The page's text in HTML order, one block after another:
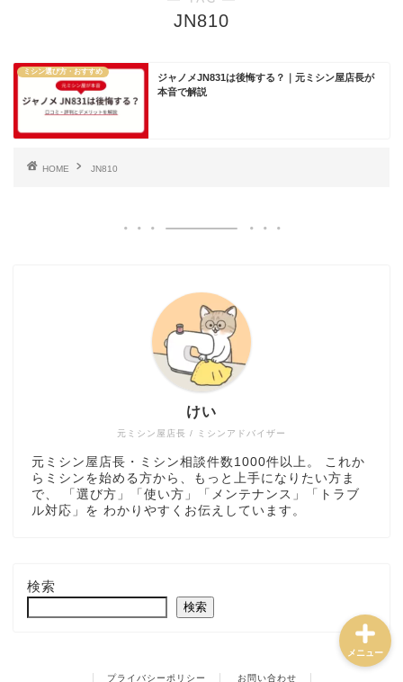
JN810
ミシン選び方・おすすめ
ジャノメJN831は後悔する？｜元ミシン屋店長が
本音で解説
HOME JN810
元ミシン屋店長 / ミシンアドバイザー
けい
元ミシン屋店長・ミシン相談件数1000件以上。 これか
らミシンを始める方から、もっと上手になりたい方ま
で、 「選び方」「使い方」「メンテナンス」「トラブ
ル対応」を わかりやすくお伝えしています。
検索
検索
プライバシーポリシー お問い合わせ
メニュー
ミシン選び方・おすすめ
トラブル解決・メンテナ
ミシンの使い方・道具